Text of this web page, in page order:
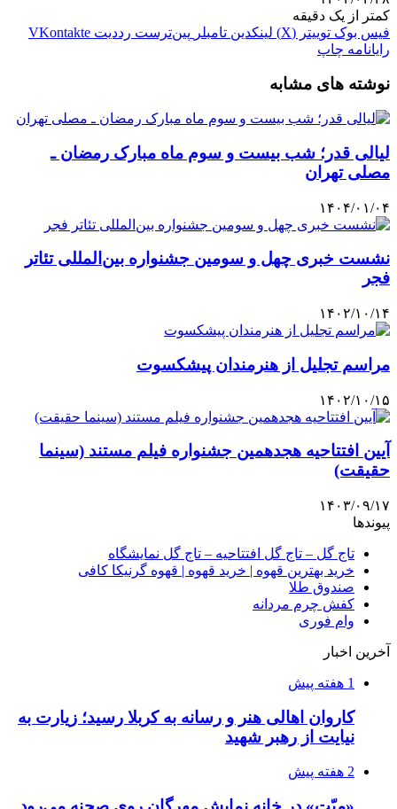
کمتر از یک دقیقه
فیس بوک توییتر (X) لینکدین ‫تامبلر ‫پین‌ترست ‫رددیت ‫VKontakte
رایانامه چاپ
نوشته های مشابه
لیالی قدر؛ شب بیست و سوم ماه مبارک رمضان ـ
مصلی تهران
۱۴۰۴/۰۱/۰۴
نشست خبری چهل و سومین جشنواره بین‌المللی تئاتر
فجر
۱۴۰۲/۱۰/۱۴
مراسم تجلیل از هنرمندان پیشکسوت
۱۴۰۲/۱۰/۱۵
آیین افتتاحیه هجدهمین جشنواره فیلم مستند (سینما
حقیقت)
۱۴۰۳/۰۹/۱۷
پیوندها
تاج گل – تاج گل افتتاحیه – تاج گل نمایشگاه
خرید بهترین قهوه | خرید قهوه | قهوه گرنیکا کافی
صندوق طلا
کفش چرم مردانه
وام فوری
آخرین اخبار
1 هفته پیش
کاروان اهالی هنر و رسانه به کربلا رسید؛ زیارت به
نیایت از رهبر شهید
2 هفته پیش